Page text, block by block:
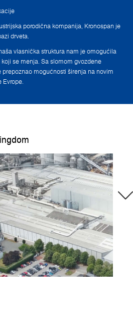
porodična kompanija, Kronospan je
drveta.
vlasnička struktura nam je omogućila
se menja. Sa slomom gvozdene
prepoznao mogućnosti širenja na novim
Evrope.